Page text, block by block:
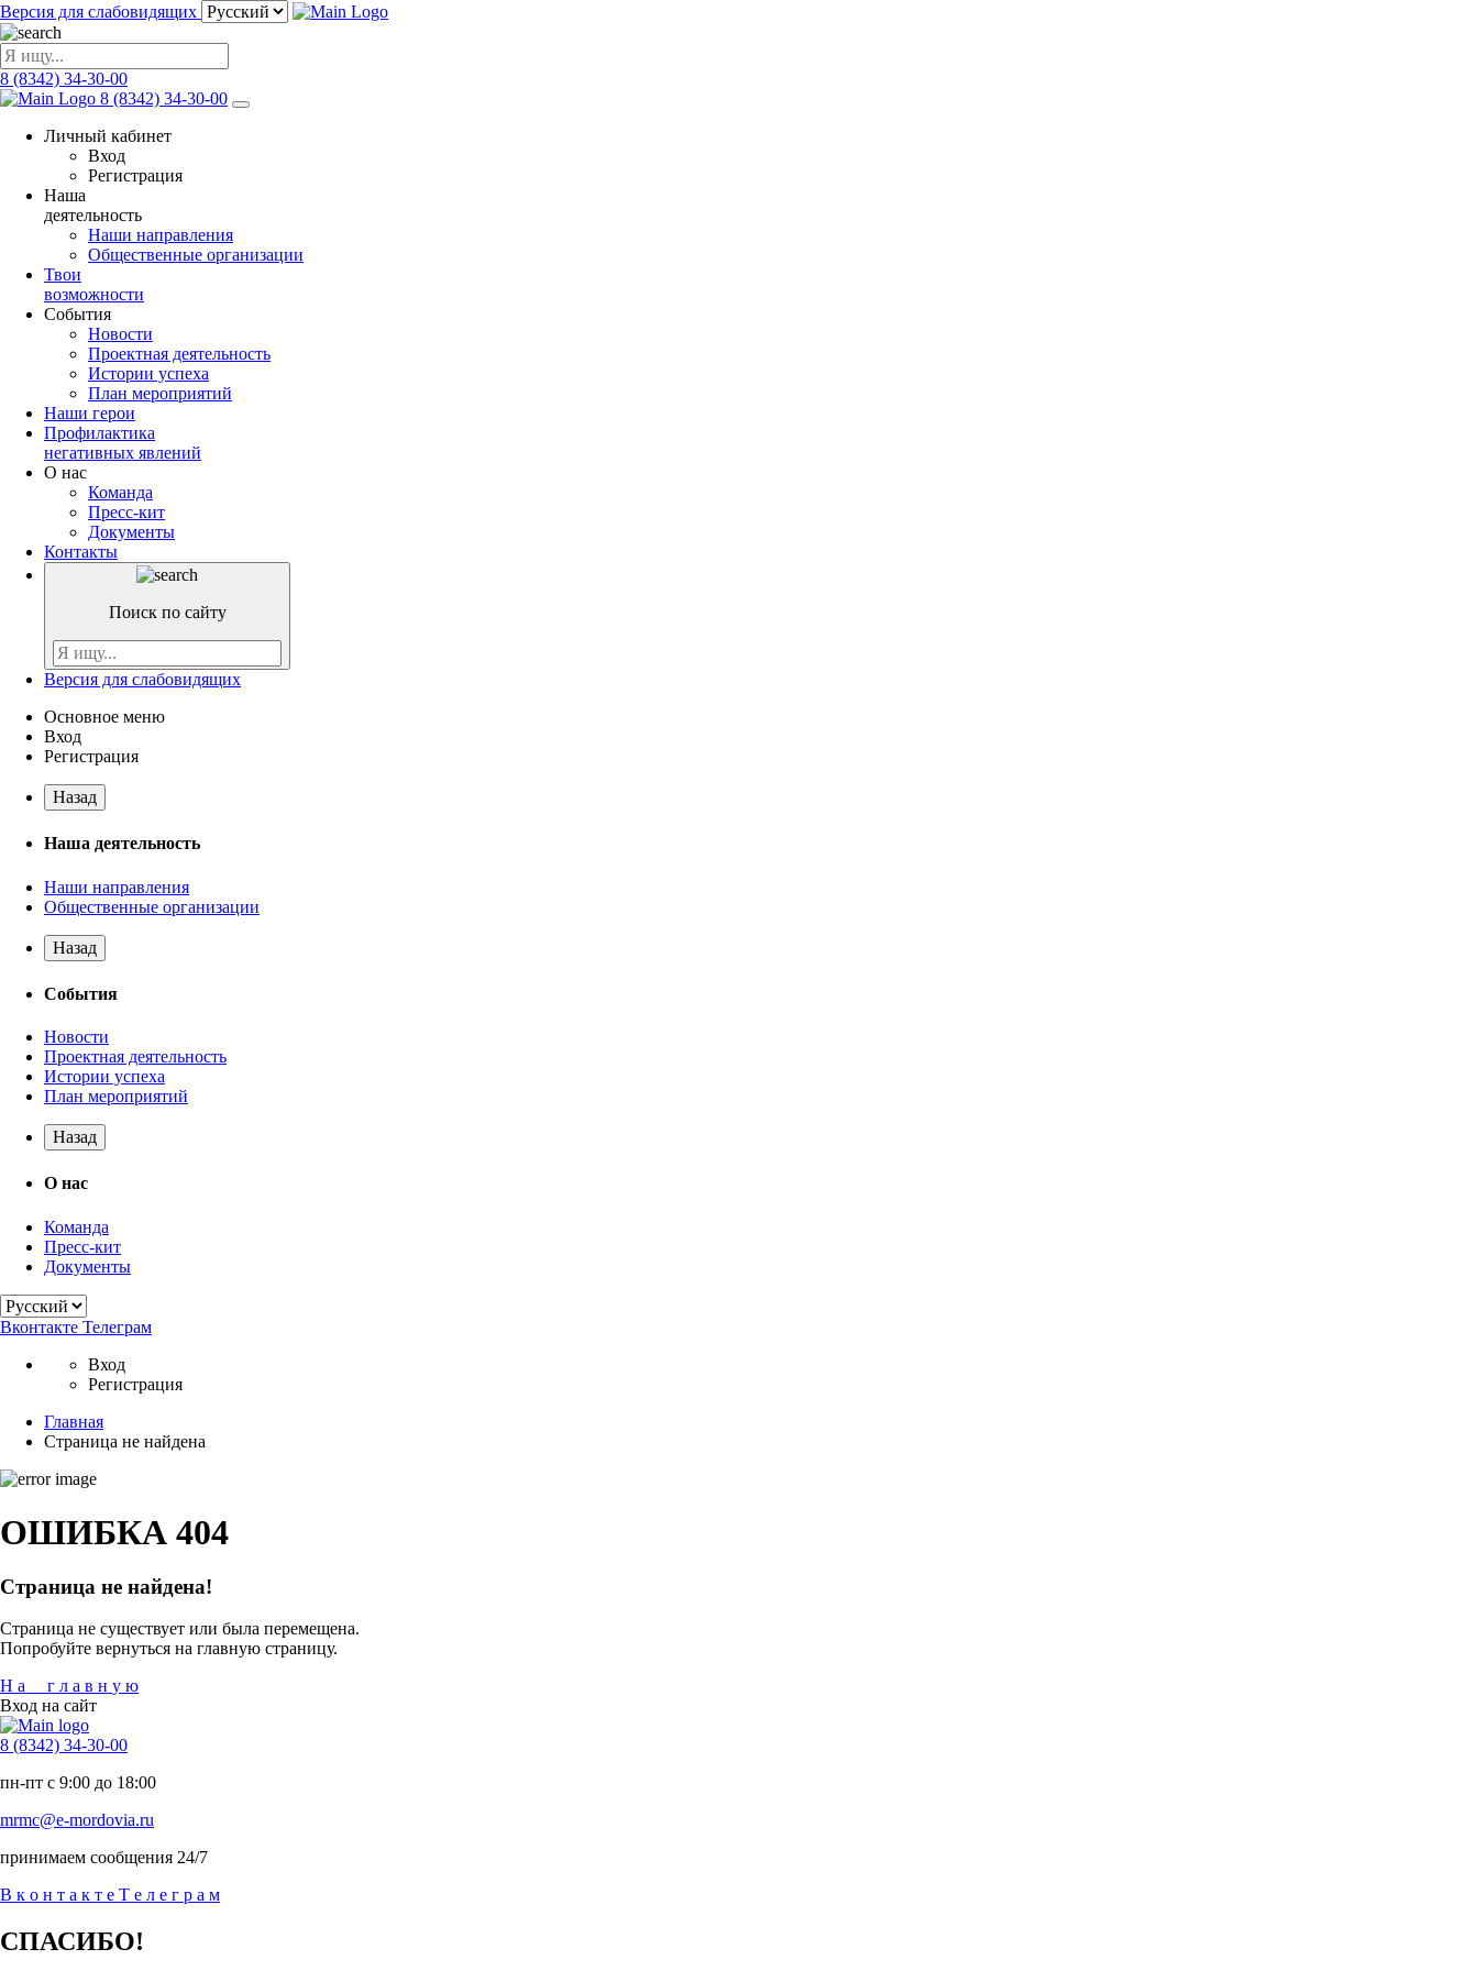
Версия для слабовидящих
8 (8342) 34-30-00
8 (8342) 34-30-00
Личный кабинет
Вход
Регистрация
Наша
деятельность
Наши направления
Общественные организации
Твои
возможности
События
Новости
Проектная деятельность
Истории успеха
План мероприятий
Наши герои
Профилактика
негативных явлений
О нас
Команда
Пресс-кит
Документы
Контакты
Поиск по сайту
Версия для слабовидящих
Основное меню
Вход
Регистрация
Назад
Наша деятельность
Наши направления
Общественные организации
Назад
События
Новости
Проектная деятельность
Истории успеха
План мероприятий
Назад
О нас
Команда
Пресс-кит
Документы
Вконтакте Телеграм
Вход
Регистрация
Главная
Страница не найдена
ОШИБКА 404
Страница не найдена!
Страница не существует или была перемещена.
Попробуйте вернуться на главную страницу.
Н а г л а в н у ю
Вход на сайт
8 (8342) 34-30-00
пн-пт с 9:00 до 18:00
mrmc@e-mordovia.ru
принимаем сообщения 24/7
В к о н т а к т е Т е л е г р а м
СПАСИБО!